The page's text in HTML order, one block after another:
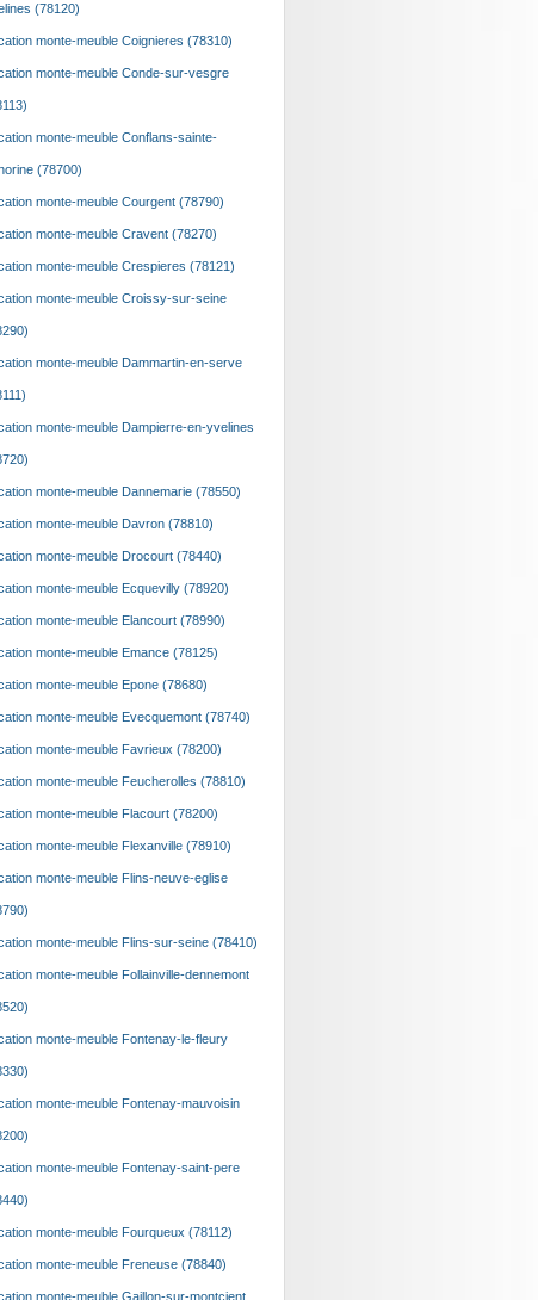
(78120)
monte-meuble Coignieres (78310)
monte-meuble Conde-sur-vesgre
monte-meuble Conflans-sainte-
(78700)
monte-meuble Courgent (78790)
monte-meuble Cravent (78270)
monte-meuble Crespieres (78121)
monte-meuble Croissy-sur-seine
monte-meuble Dammartin-en-serve
monte-meuble Dampierre-en-yvelines
monte-meuble Dannemarie (78550)
monte-meuble Davron (78810)
monte-meuble Drocourt (78440)
monte-meuble Ecquevilly (78920)
monte-meuble Elancourt (78990)
monte-meuble Emance (78125)
monte-meuble Epone (78680)
monte-meuble Evecquemont (78740)
monte-meuble Favrieux (78200)
monte-meuble Feucherolles (78810)
monte-meuble Flacourt (78200)
monte-meuble Flexanville (78910)
monte-meuble Flins-neuve-eglise
monte-meuble Flins-sur-seine (78410)
monte-meuble Follainville-dennemont
monte-meuble Fontenay-le-fleury
monte-meuble Fontenay-mauvoisin
monte-meuble Fontenay-saint-pere
monte-meuble Fourqueux (78112)
monte-meuble Freneuse (78840)
monte-meuble Gaillon-sur-montcient